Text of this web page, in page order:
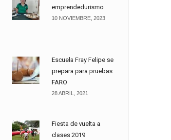
emprendedurismo
10 NOVIEMBRE, 2023
Escuela Fray Felipe se
prepara para pruebas
FARO
28 ABRIL, 2021
Fiesta de vuelta a
clases 2019